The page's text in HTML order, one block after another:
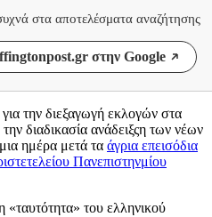
στα αποτελέσματα αναζήτησης
στην Google
την διεξαγωγή εκλογών στα
διαδικασία ανάδειξςη των νέων
ημέρα μετά τα άγρια επεισόδια
Πανεπιστηνμίου
«ταυτότητα» του ελληνικού